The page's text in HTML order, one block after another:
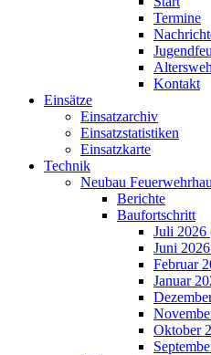
Termine
Kontakt
Einsätze
Einsatzarchiv
Einsatzstatistiken
Einsatzkarte
Technik
Neubau
Berichte
Baufortschritt
Juli 2026
Juni
Februar
Januar
Oktober